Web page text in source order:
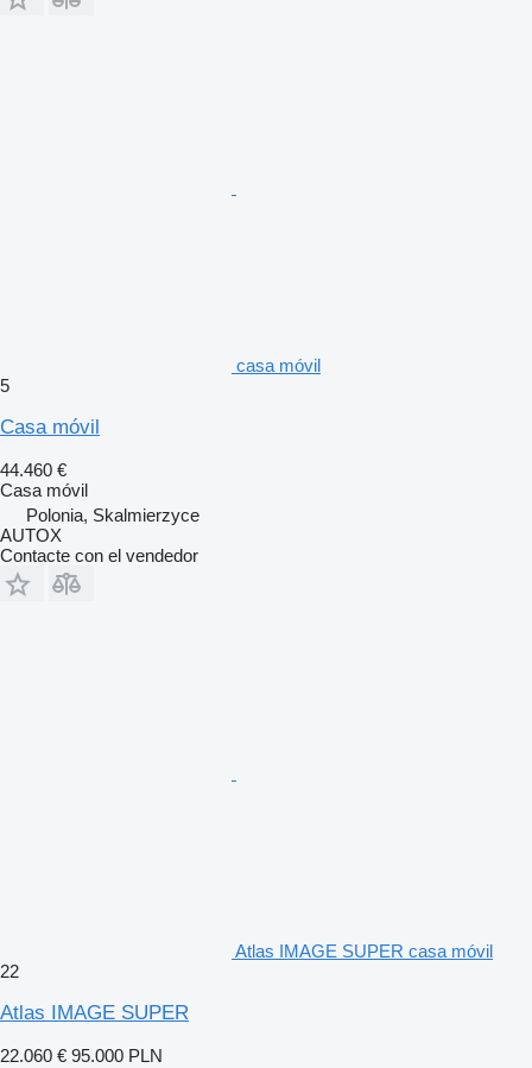
casa móvil
5
Casa móvil
44.460 €
Casa móvil
Polonia, Skalmierzyce
AUTOX
Contacte con el vendedor
Atlas IMAGE SUPER casa móvil
22
Atlas IMAGE SUPER
22.060 € 95.000 PLN